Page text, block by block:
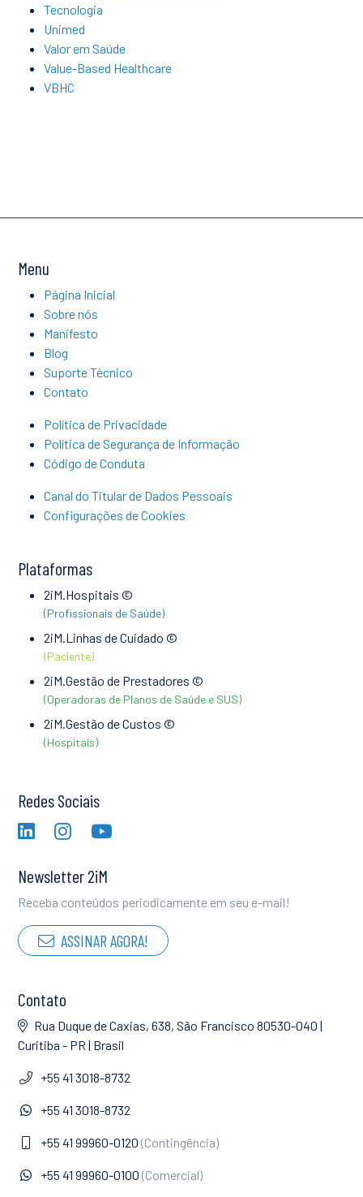
Tecnologia
Unimed
Valor em Saúde
Value-Based Healthcare
VBHC
Menu
Página Inicial
Sobre nós
Manifesto
Blog
Suporte Técnico
Contato
Política de Privacidade
Política de Segurança de Informação
Código de Conduta
Canal do Titular de Dados Pessoais
Configurações de Cookies
Plataformas
2iM.Hospitais ©
(Profissionais de Saúde)
2iM.Linhas de Cuidado ©
(Paciente)
2iM.Gestão de Prestadores ©
(Operadoras de Planos de Saúde e SUS)
2iM.Gestão de Custos ©
(Hospitais)
Redes Sociais
Newsletter 2iM
Receba conteúdos periodicamente em seu e-mail!
ASSINAR AGORA!
Contato
Rua Duque de Caxias, 638, São Francisco 80530-040 |
Curitiba - PR | Brasil
+55 41 3018-8732
+55 41 3018-8732
+55 41 99960-0120(Contingência)
+55 41 99960-0100(Comercial)